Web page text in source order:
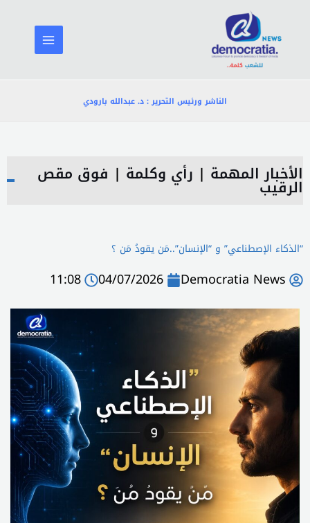
المحتوى
الناشر ورئيس التحرير : د. عبدالله بارودي
الأخبار المهمة | رأي وكلمة | فوق مقص
الرقيب
“الذكاء الإصطناعي” و “الإنسان”..مَن يقودُ مَن ؟
Democratia News
04/07/2026
11:08